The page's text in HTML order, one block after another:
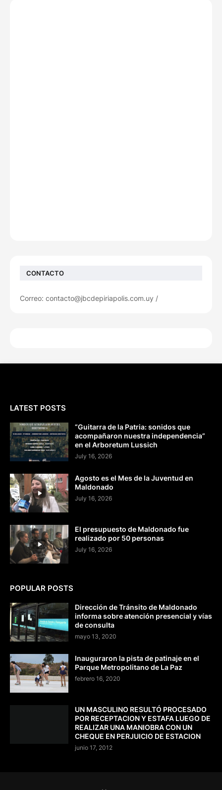
CONTACTO
Correo: contacto@jbcdepiriapolis.com.uy /
LATEST POSTS
“Guitarra de la Patria: sonidos que
acompañaron nuestra independencia”
en el Arboretum Lussich
July 16, 2026
Agosto es el Mes de la Juventud en
Maldonado
July 16, 2026
El presupuesto de Maldonado fue
realizado por 50 personas
July 16, 2026
POPULAR POSTS
Dirección de Tránsito de Maldonado
informa sobre atención presencial y vías
de consulta
mayo 13, 2020
Inauguraron la pista de patinaje en el
Parque Metropolitano de La Paz
febrero 16, 2020
UN MASCULINO RESULTÓ PROCESADO
POR RECEPTACION Y ESTAFA LUEGO DE
REALIZAR UNA MANIOBRA CON UN
CHEQUE EN PERJUICIO DE ESTACION
junio 17, 2012